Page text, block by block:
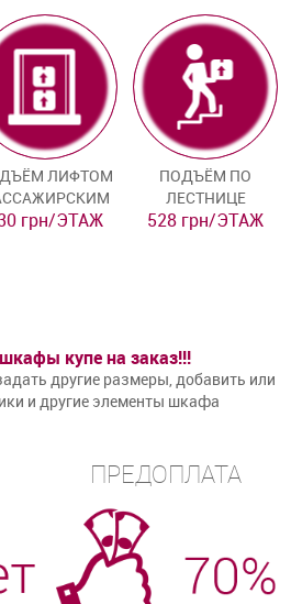
ЛИФТОМ
грн/ЭТАЖ
ПОДЪЁМ ПО
ЛЕСТНИЦЕ
528 грн/ЭТАЖ
купе на заказ!!!
другие размеры, добавить или
и другие элементы шкафа
ПРЕДОПЛАТА